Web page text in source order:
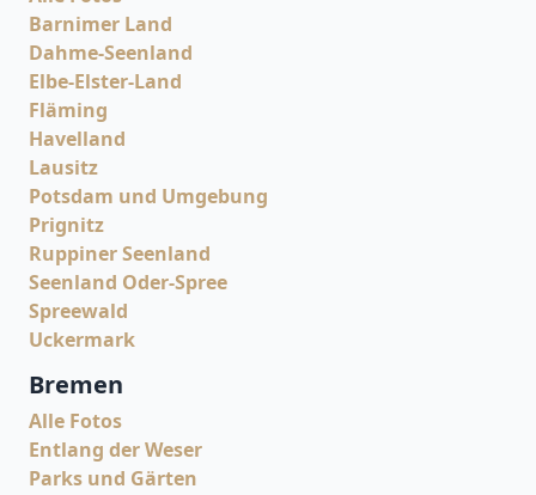
Barnimer Land
Dahme-Seenland
Elbe-Elster-Land
Fläming
Havelland
Lausitz
Potsdam und Umgebung
Prignitz
Ruppiner Seenland
Seenland Oder-Spree
Spreewald
Uckermark
Bremen
Alle Fotos
Entlang der Weser
Parks und Gärten